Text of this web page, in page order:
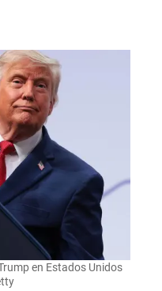
en Estados Unidos